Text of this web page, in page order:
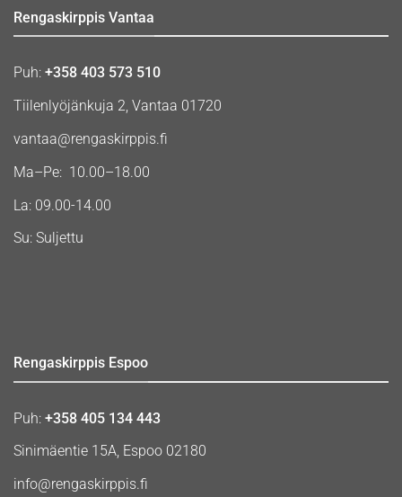
Rengaskirppis Vantaa
Puh: +358 403 573 510
Tiilenlyöjänkuja 2, Vantaa 01720
vantaa@rengaskirppis.fi
Ma–Pe: 10.00–18.00
La: 09.00-14.00
Su: Suljettu
Rengaskirppis Espoo
Puh: +358 405 134 443
Sinimäentie 15A, Espoo 02180
info@rengaskirppis.fi